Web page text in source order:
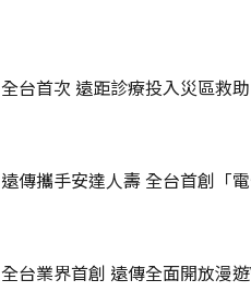
全台首次 遠距診療投入災區救
遠傳攜手安達人壽 全台首創「
全台業界首創 遠傳全面開放漫